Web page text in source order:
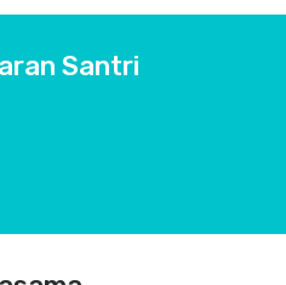
Santri